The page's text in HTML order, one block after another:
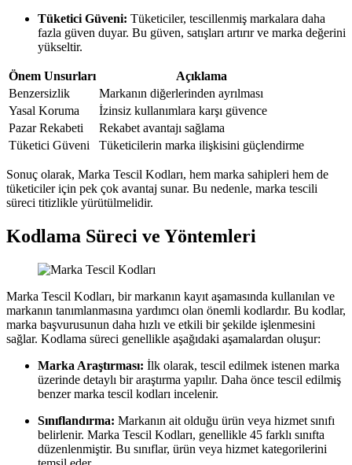
Tüketici Güveni: Tüketiciler, tescillenmiş markalara daha
fazla güven duyar. Bu güven, satışları artırır ve marka değerini
yükseltir.
Önem Unsurları
Açıklama
Benzersizlik
Markanın diğerlerinden ayrılması
Yasal Koruma
İzinsiz kullanımlara karşı güvence
Pazar Rekabeti
Rekabet avantajı sağlama
Tüketici Güveni
Tüketicilerin marka ilişkisini güçlendirme
Sonuç olarak, Marka Tescil Kodları, hem marka sahipleri hem de
tüketiciler için pek çok avantaj sunar. Bu nedenle, marka tescili
süreci titizlikle yürütülmelidir.
Kodlama Süreci ve Yöntemleri
Marka Tescil Kodları, bir markanın kayıt aşamasında kullanılan ve
markanın tanımlanmasına yardımcı olan önemli kodlardır. Bu kodlar,
marka başvurusunun daha hızlı ve etkili bir şekilde işlenmesini
sağlar. Kodlama süreci genellikle aşağıdaki aşamalardan oluşur:
Marka Araştırması: İlk olarak, tescil edilmek istenen marka
üzerinde detaylı bir araştırma yapılır. Daha önce tescil edilmiş
benzer marka tescil kodları incelenir.
Sınıflandırma: Markanın ait olduğu ürün veya hizmet sınıfı
belirlenir. Marka Tescil Kodları, genellikle 45 farklı sınıfta
düzenlenmiştir. Bu sınıflar, ürün veya hizmet kategorilerini